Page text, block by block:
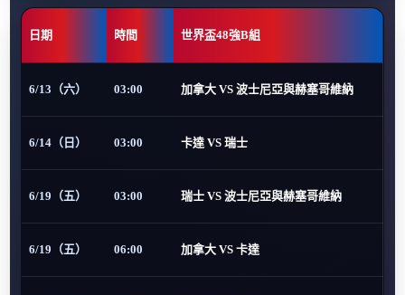
日期 時間 世界盃48強B組
6/13（六） 03:00 加拿大 VS 波士尼亞與赫塞哥維納
6/14（日） 03:00 卡達 VS 瑞士
6/19（五） 03:00 瑞士 VS 波士尼亞與赫塞哥維納
6/19（五） 06:00 加拿大 VS 卡達